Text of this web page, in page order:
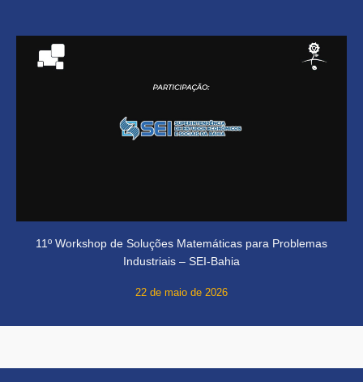
11º Workshop de Soluções Matemáticas para Problemas
Industriais – SEI-Bahia
22 de maio de 2026